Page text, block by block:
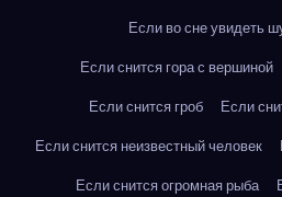
Если во сне увидеть
Если снится гора с вершиной
Если снится гроб
Если
Если снится неизвестный человек
Если снится огромная рыба